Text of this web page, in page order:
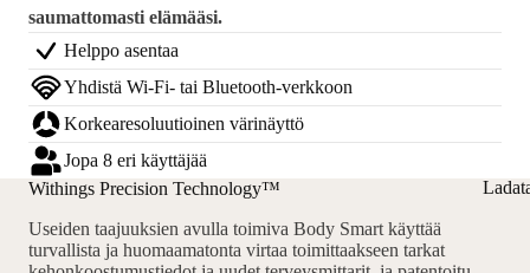
saumattomasti elämääsi.
Helppo asentaa
Yhdistä Wi-Fi- tai Bluetooth-verkkoon
Korkearesoluutioinen värinäyttö
Jopa 8 eri käyttäjää
Withings Precision Technology™
Useiden taajuuksien avulla toimiva Body Smart käyttää
turvallista ja huomaamatonta virtaa toimittaakseen tarkat